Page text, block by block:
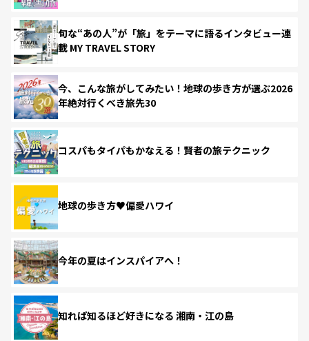
旬な“あの人”が「旅」をテーマに語るインタビュー連
載 MY TRAVEL STORY
今、こんな旅がしてみたい！地球の歩き方が選ぶ2026
年絶対行くべき旅先30
コスパもタイパもかなえる！賢者の旅テクニック
地球の歩き方♥偏愛ハワイ
今年の夏はインスパイアへ！
知れば知るほど好きになる 湘南・江の島